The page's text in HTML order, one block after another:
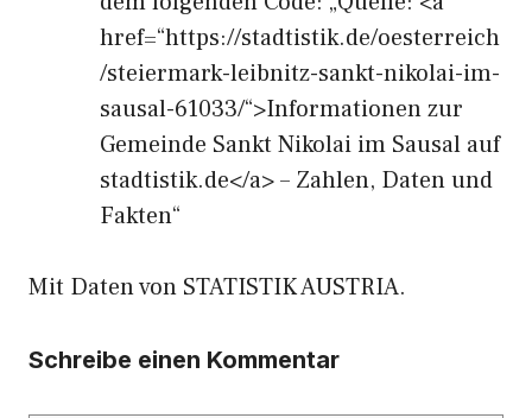
href=“https://stadtistik.de/oesterreich
/steiermark-leibnitz-sankt-nikolai-im-
sausal-61033/“>Informationen zur
Gemeinde Sankt Nikolai im Sausal auf
stadtistik.de</a> – Zahlen, Daten und
Fakten“
Mit Daten von STATISTIK AUSTRIA.
Schreibe einen Kommentar